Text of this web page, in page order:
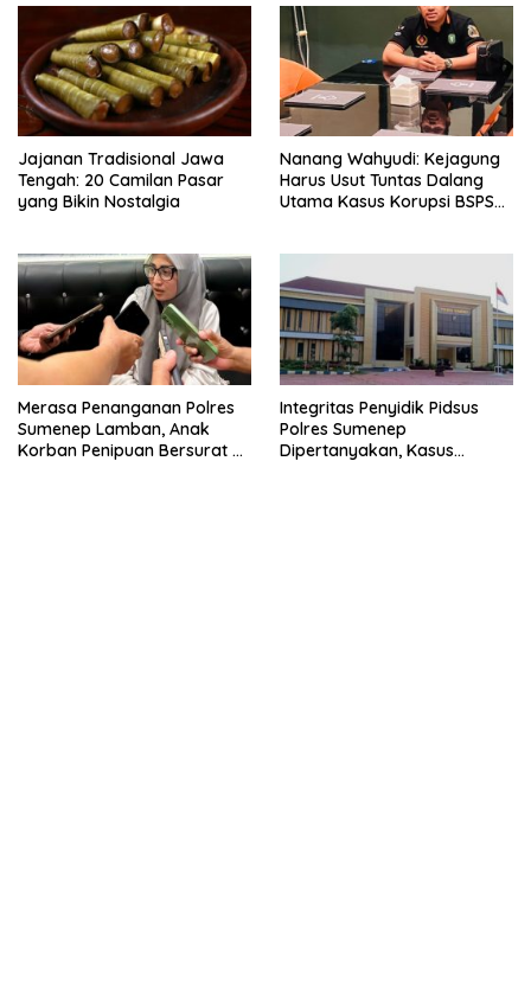
Jajanan Tradisional Jawa
Tengah: 20 Camilan Pasar
yang Bikin Nostalgia
Nanang Wahyudi: Kejagung
Harus Usut Tuntas Dalang
Utama Kasus Korupsi BSPS
Merasa Penanganan Polres
Sumenep Lamban, Anak
Korban Penipuan Bersurat ke
Integritas Penyidik Pidsus
Polres Sumenep
Dipertanyakan, Kasus